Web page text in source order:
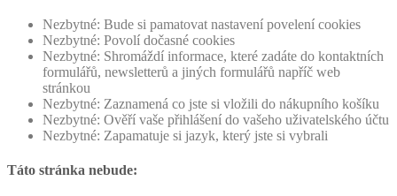
Nezbytné: Bude si pamatovat nastavení povelení cookies
Nezbytné: Povolí dočasné cookies
Nezbytné: Shromáždí informace, které zadáte do kontaktních
formulářů, newsletterů a jiných formulářů napříč web
stránkou
Nezbytné: Zaznamená co jste si vložili do nákupního košíku
Nezbytné: Ověří vaše přihlášení do vašeho uživatelského účtu
Nezbytné: Zapamatuje si jazyk, který jste si vybrali
Táto stránka nebude: